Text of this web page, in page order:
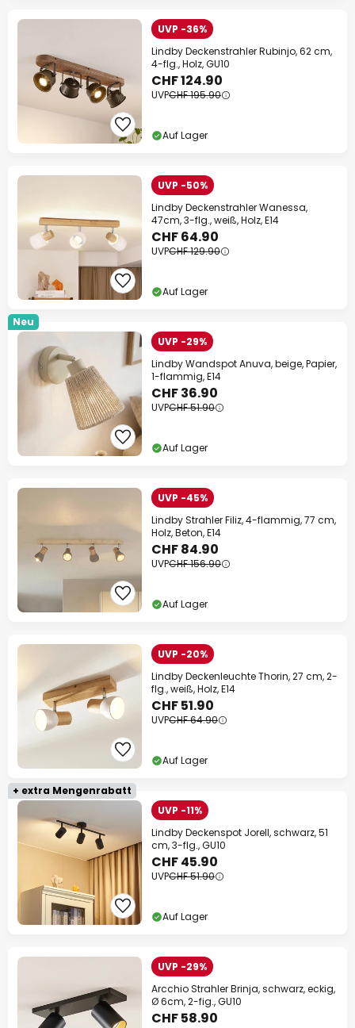
UVP -36%
Lindby Deckenstrahler Rubinjo, 62 cm,
4-flg., Holz, GU10
CHF 124.90
UVPCHF 195.90
Auf Lager
UVP -50%
Lindby Deckenstrahler Wanessa,
47cm, 3-flg., weiß, Holz, E14
CHF 64.90
UVPCHF 129.90
Auf Lager
Neu
UVP -29%
Lindby Wandspot Anuva, beige, Papier,
1-flammig, E14
CHF 36.90
UVPCHF 51.90
Auf Lager
UVP -45%
Lindby Strahler Filiz, 4-flammig, 77 cm,
Holz, Beton, E14
CHF 84.90
UVPCHF 156.90
Auf Lager
UVP -20%
Lindby Deckenleuchte Thorin, 27 cm, 2-
flg., weiß, Holz, E14
CHF 51.90
UVPCHF 64.90
Auf Lager
+ extra Mengenrabatt
UVP -11%
Lindby Deckenspot Jorell, schwarz, 51
cm, 3-flg., GU10
CHF 45.90
UVPCHF 51.90
Auf Lager
UVP -29%
Arcchio Strahler Brinja, schwarz, eckig,
Ø 6cm, 2-fig., GU10
CHF 58.90